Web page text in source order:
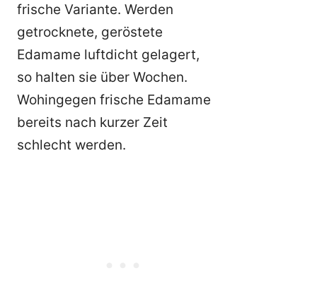
frische Variante. Werden
getrocknete, geröstete
Edamame luftdicht gelagert,
so halten sie über Wochen.
Wohingegen frische Edamame
bereits nach kurzer Zeit
schlecht werden.